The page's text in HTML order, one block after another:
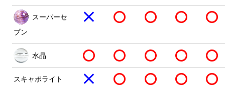
スーパーセ
ブン
水晶
スキャポライト